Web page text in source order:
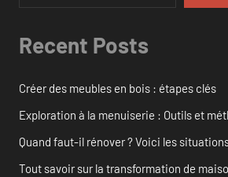
Recent Posts
Créer des meubles en bois : étapes clés
Exploration à la menuiserie : Outils et
Quand faut-il rénover ? Voici les
Tout savoir sur la transformation de